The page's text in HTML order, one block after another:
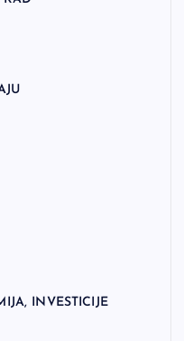
INVESTICIJE